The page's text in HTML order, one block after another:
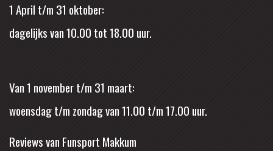
1 April t/m 31 oktober:
dagelijks van 10.00 tot 18.00 uur.
Van 1 november t/m 31 maart:
woensdag t/m zondag van 11.00 t/m 17.00 uur.
Reviews van Funsport Makkum